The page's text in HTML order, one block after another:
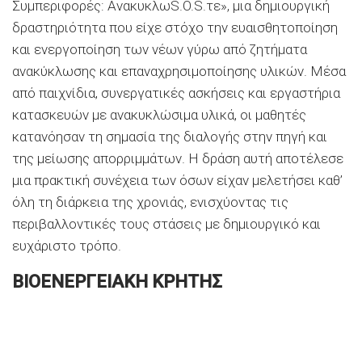
Συμπεριφορές: ΑνακυκλωS.O.S.τε», μια δημιουργική
δραστηριότητα που είχε στόχο την ευαισθητοποίηση
και ενεργοποίηση των νέων γύρω από ζητήματα
ανακύκλωσης και επαναχρησιμοποίησης υλικών. Μέσα
από παιχνίδια, συνεργατικές ασκήσεις και εργαστήρια
κατασκευών με ανακυκλώσιμα υλικά, οι μαθητές
κατανόησαν τη σημασία της διαλογής στην πηγή και
της μείωσης απορριμμάτων. Η δράση αυτή αποτέλεσε
μια πρακτική συνέχεια των όσων είχαν μελετήσει καθ’
όλη τη διάρκεια της χρονιάς, ενισχύοντας τις
περιβαλλοντικές τους στάσεις με δημιουργικό και
ευχάριστο τρόπο.
ΒΙΟΕΝΕΡΓΕΙΑΚΗ ΚΡΗΤΗΣ